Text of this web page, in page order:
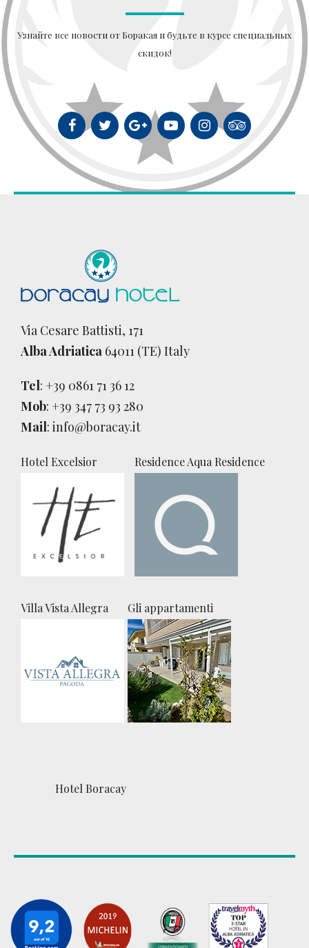
Узнайте все новости от Боракая и будьте в курсе специальных
скидок!
Via Cesare Battisti, 171
Alba Adriatica 64011 (TE) Italy
Tel: +39 0861 71 36 12
Mob: +39 347 73 93 280
Mail: info@boracay.it
Hotel Excelsior Residence Aqua Residence
Villa Vista Allegra Gli appartamenti
Hotel Boracay